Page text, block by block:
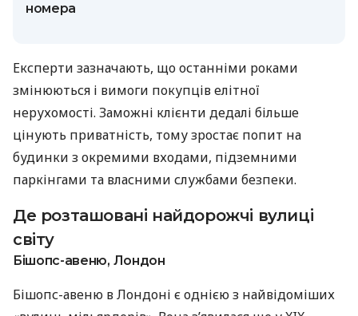
номера
Експерти зазначають, що останніми роками
змінюються і вимоги покупців елітної
нерухомості. Заможні клієнти дедалі більше
цінують приватність, тому зростає попит на
будинки з окремими входами, підземними
паркінгами та власними службами безпеки.
Де розташовані найдорожчі вулиці
світу
Бішопс-авеню, Лондон
Бішопс-авеню в Лондоні є однією з найвідоміших